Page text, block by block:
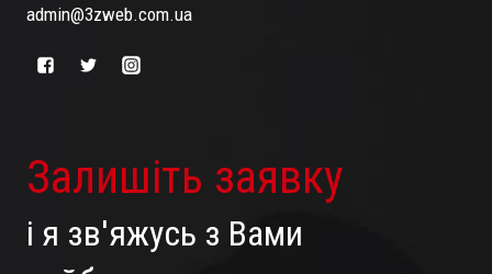
admin@3zweb.com.ua
Залишіть заявку
і я зв'яжусь з Вами